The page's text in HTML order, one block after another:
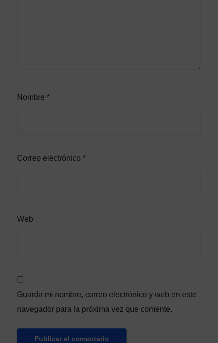
Nombre *
Correo electrónico *
Web
Guarda mi nombre, correo electrónico y web en este
navegador para la próxima vez que comente.